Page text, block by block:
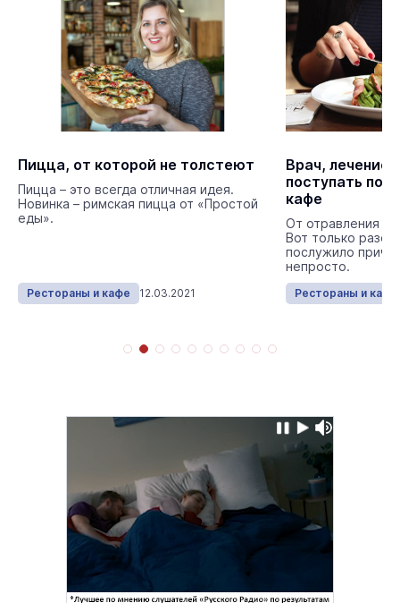
Пицца, от которой не толстеют
Пицца – это всегда отличная идея.
Новинка – римская пицца от «Простой
еды».
Рестораны и кафе 12.03.2021
Врач, лечение,
поступать
кафе
От отравления
Вот только
послужило
непросто.
Рестораны и кафе